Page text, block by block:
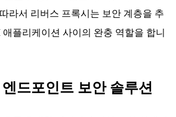
라서 리버스 프록시는 보안 계층을 추
플리케이션 사이의 완충 역할을 합니
드포인트 보안 솔루션